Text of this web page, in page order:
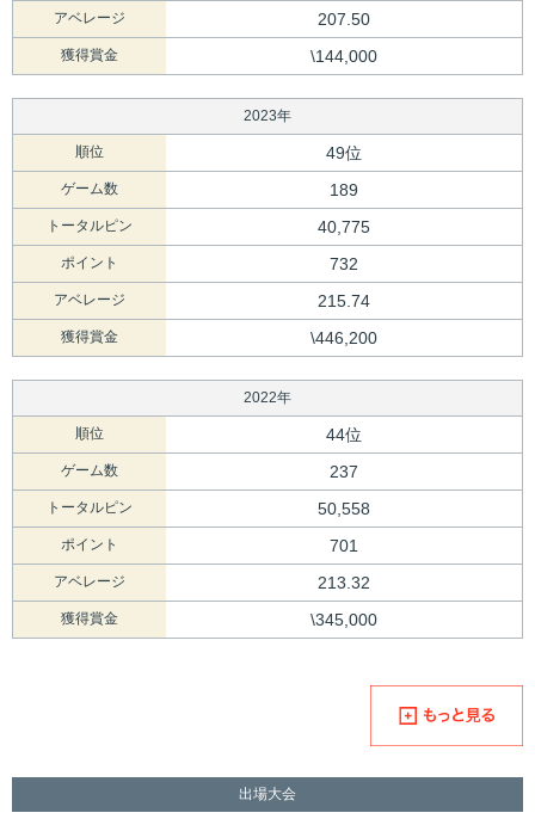
アベレージ 207.50
獲得賞金 \144,000
2023年
順位 49位
ゲーム数 189
トータルピン 40,775
ポイント 732
アベレージ 215.74
獲得賞金 \446,200
2022年
順位 44位
ゲーム数 237
トータルピン 50,558
ポイント 701
アベレージ 213.32
獲得賞金 \345,000
出場大会